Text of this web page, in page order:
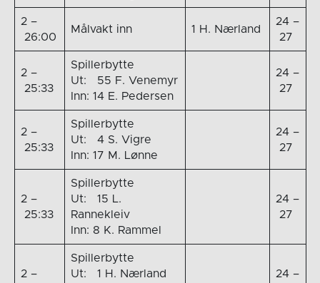
2 –
26:00
Målvakt inn 1 H. Nærland
24 –
27
2 –
25:33
Spillerbytte
Ut: 55 F. Venemyr
Inn: 14 E. Pedersen
24 –
27
2 –
25:33
Spillerbytte
Ut: 4 S. Vigre
Inn: 17 M. Lønne
24 –
27
2 –
25:33
Spillerbytte
Ut: 15 L.
Rannekleiv
Inn: 8 K. Rammel
24 –
27
2 –
Spillerbytte
Ut: 1 H. Nærland
24 –